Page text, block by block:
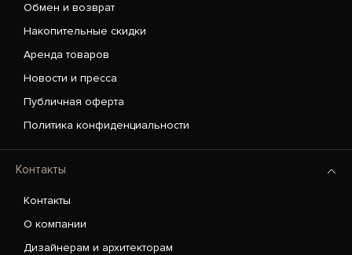
Обмен и возврат
Накопительные скидки
Аренда товаров
Новости и пресса
Публичная оферта
Политика конфиденциальности
Контакты
Контакты
О компании
Дизайнерам и архитекторам